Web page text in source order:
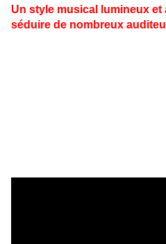
Un style musical lumineux et
séduire de nombreux